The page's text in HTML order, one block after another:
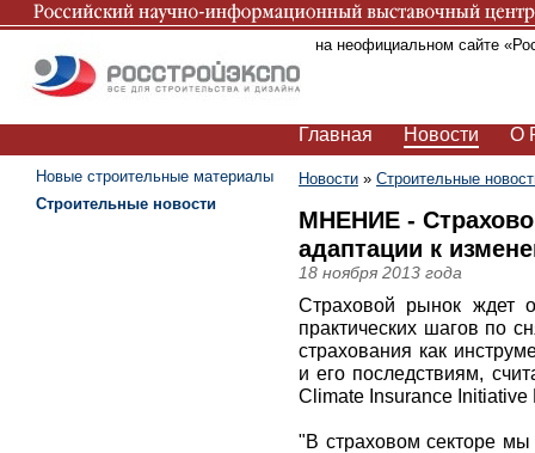
Вы находитесь на неофициальном сайте
Главная Новости О
Новости » Строительные
МНЕНИЕ -
адаптации к
18 ноября 2013 года
Страховой рынок ждет
практических шагов по
страхования как
и его последствиям,
Climate Insurance Initiative
"В страховом секторе
Новые строительные материалы
Строительные новости